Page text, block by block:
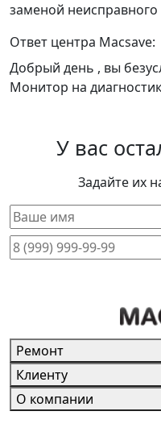
заменой неисправного
Ответ центра Macsave:
Добрый день , вы
Монитор на
У вас
Задайте их
Ремонт
Клиенту
О компании